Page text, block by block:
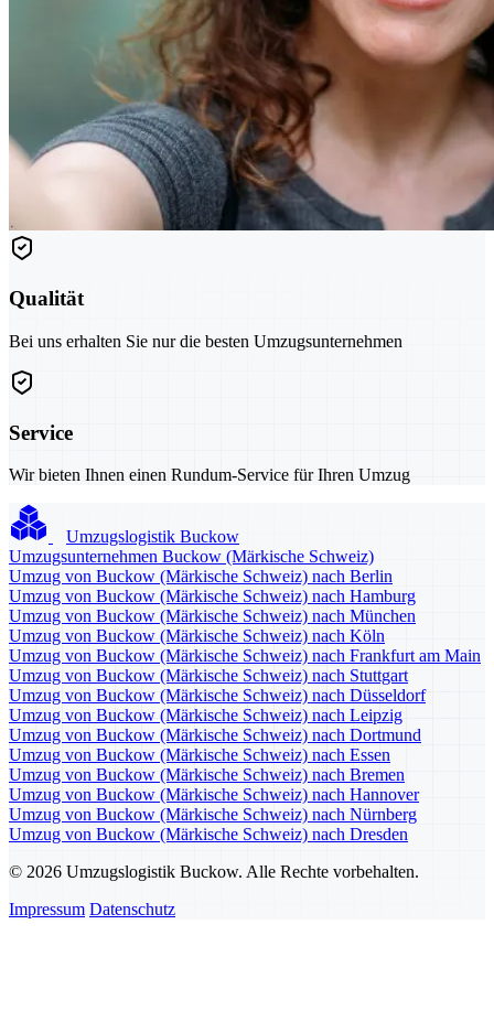
Qualität
Bei uns erhalten Sie nur die besten Umzugsunternehmen
Service
Wir bieten Ihnen einen Rundum-Service für Ihren Umzug
Umzugslogistik Buckow
Umzugsunternehmen Buckow (Märkische Schweiz)
Umzug von Buckow (Märkische Schweiz) nach Berlin
Umzug von Buckow (Märkische Schweiz) nach Hamburg
Umzug von Buckow (Märkische Schweiz) nach München
Umzug von Buckow (Märkische Schweiz) nach Köln
Umzug von Buckow (Märkische Schweiz) nach Frankfurt am Main
Umzug von Buckow (Märkische Schweiz) nach Stuttgart
Umzug von Buckow (Märkische Schweiz) nach Düsseldorf
Umzug von Buckow (Märkische Schweiz) nach Leipzig
Umzug von Buckow (Märkische Schweiz) nach Dortmund
Umzug von Buckow (Märkische Schweiz) nach Essen
Umzug von Buckow (Märkische Schweiz) nach Bremen
Umzug von Buckow (Märkische Schweiz) nach Hannover
Umzug von Buckow (Märkische Schweiz) nach Nürnberg
Umzug von Buckow (Märkische Schweiz) nach Dresden
© 2026 Umzugslogistik Buckow. Alle Rechte vorbehalten.
Impressum Datenschutz